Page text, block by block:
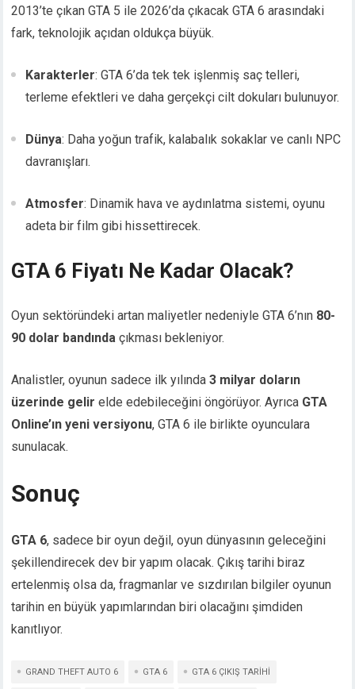
2013’te çıkan GTA 5 ile 2026’da çıkacak GTA 6 arasındaki
fark, teknolojik açıdan oldukça büyük.
Karakterler: GTA 6’da tek tek işlenmiş saç telleri,
terleme efektleri ve daha gerçekçi cilt dokuları bulunuyor.
Dünya: Daha yoğun trafik, kalabalık sokaklar ve canlı NPC
davranışları.
Atmosfer: Dinamik hava ve aydınlatma sistemi, oyunu
adeta bir film gibi hissettirecek.
GTA 6 Fiyatı Ne Kadar Olacak?
Oyun sektöründeki artan maliyetler nedeniyle GTA 6’nın 80-
90 dolar bandında çıkması bekleniyor.
Analistler, oyunun sadece ilk yılında3 milyar doların
üzerinde gelir elde edebileceğini öngörüyor. Ayrıca GTA
Online’ın yeni versiyonu, GTA 6 ile birlikte oyunculara
sunulacak.
Sonuç
GTA 6, sadece bir oyun değil, oyun dünyasının geleceğini
şekillendirecek dev bir yapım olacak. Çıkış tarihi biraz
ertelenmiş olsa da, fragmanlar ve sızdırılan bilgiler oyunun
tarihin en büyük yapımlarından biri olacağını şimdiden
kanıtlıyor.
GRAND THEFT AUTO 6 GTA 6 GTA 6 ÇIKIŞ TARIHI